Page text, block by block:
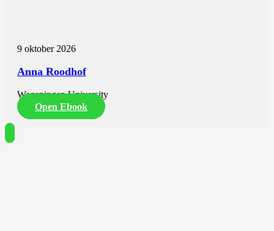
9 oktober 2026
Anna Roodhof
Wageningen University
Open Ebook